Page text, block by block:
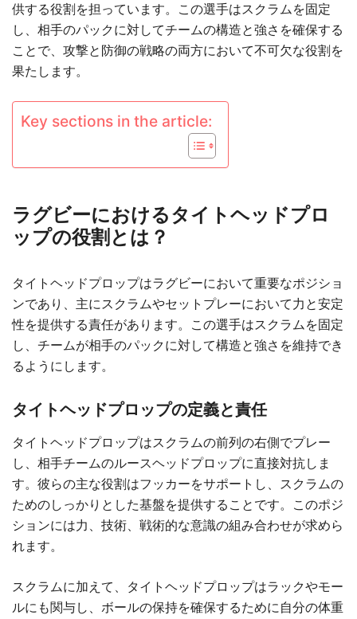
供する役割を担っています。この選手はスクラムを固定
し、相手のパックに対してチームの構造と強さを確保する
ことで、攻撃と防御の戦略の両方において不可欠な役割を
果たします。
Key sections in the article:
ラグビーにおけるタイトヘッドプロ
ップの役割とは？
タイトヘッドプロップはラグビーにおいて重要なポジショ
ンであり、主にスクラムやセットプレーにおいて力と安定
性を提供する責任があります。この選手はスクラムを固定
し、チームが相手のパックに対して構造と強さを維持でき
るようにします。
タイトヘッドプロップの定義と責任
タイトヘッドプロップはスクラムの前列の右側でプレー
し、相手チームのルースヘッドプロップに直接対抗しま
す。彼らの主な役割はフッカーをサポートし、スクラムの
ためのしっかりとした基盤を提供することです。このポジ
ションには力、技術、戦術的な意識の組み合わせが求めら
れます。
スクラムに加えて、タイトヘッドプロップはラックやモー
ルにも関与し、ボールの保持を確保するために自分の体重